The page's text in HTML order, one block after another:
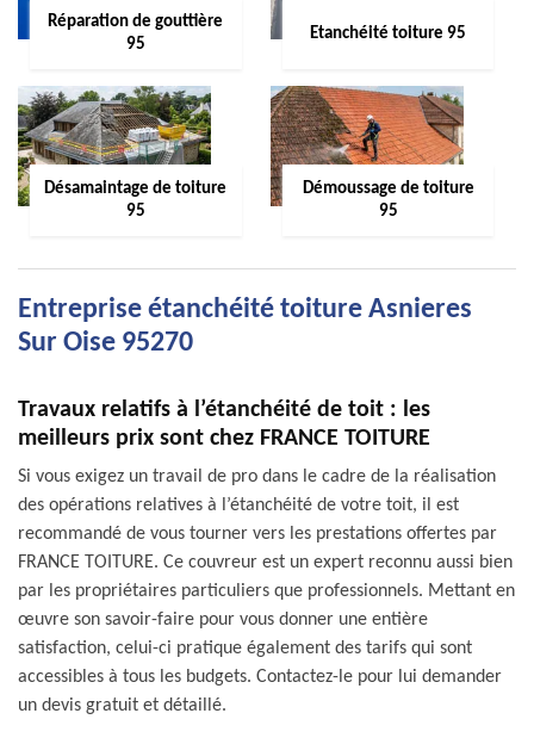
Réparation de gouttière
95
Etanchéité toiture 95
Désamaintage de toiture
95
Démoussage de toiture
95
Entreprise étanchéité toiture Asnieres
Sur Oise 95270
Travaux relatifs à l’étanchéité de toit : les
meilleurs prix sont chez FRANCE TOITURE
Si vous exigez un travail de pro dans le cadre de la réalisation
des opérations relatives à l’étanchéité de votre toit, il est
recommandé de vous tourner vers les prestations offertes par
FRANCE TOITURE. Ce couvreur est un expert reconnu aussi bien
par les propriétaires particuliers que professionnels. Mettant en
œuvre son savoir-faire pour vous donner une entière
satisfaction, celui-ci pratique également des tarifs qui sont
accessibles à tous les budgets. Contactez-le pour lui demander
un devis gratuit et détaillé.